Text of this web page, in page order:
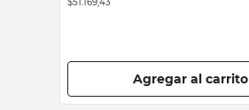
Agregar al carrito